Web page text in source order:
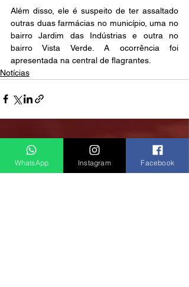
Além disso, ele é suspeito de ter assaltado
outras duas farmácias no município, uma no
bairro Jardim das Indústrias e outra no
bairro Vista Verde. A ocorrência foi
apresentada na central de flagrantes.
Notícias
Posts recentes
WhatsApp Instagram Facebook